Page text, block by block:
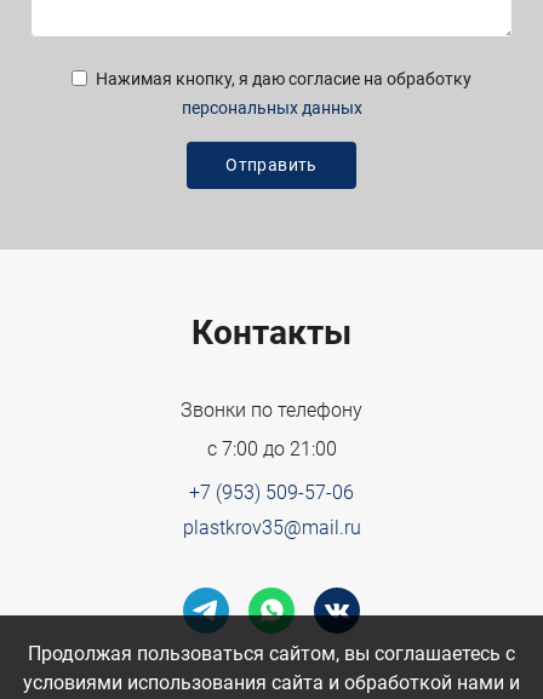
Нажимая кнопку, я даю согласие на обработку
персональных данных
Контакты
Звонки по телефону
с 7:00 до 21:00
+7 (953) 509-57-06
plastkrov35@mail.ru
Продолжая пользоваться сайтом, вы соглашаетесь с
условиями использования сайта и обработкой нами и